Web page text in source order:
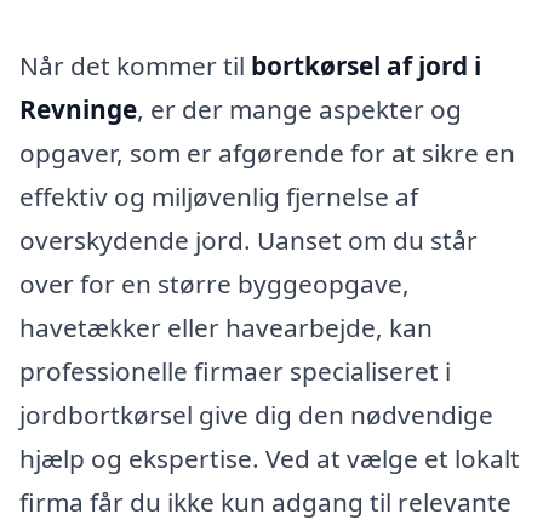
Når det kommer til bortkørsel af jord i
Revninge, er der mange aspekter og
opgaver, som er afgørende for at sikre en
effektiv og miljøvenlig fjernelse af
overskydende jord. Uanset om du står
over for en større byggeopgave,
havetækker eller havearbejde, kan
professionelle firmaer specialiseret i
jordbortkørsel give dig den nødvendige
hjælp og ekspertise. Ved at vælge et lokalt
firma får du ikke kun adgang til relevante